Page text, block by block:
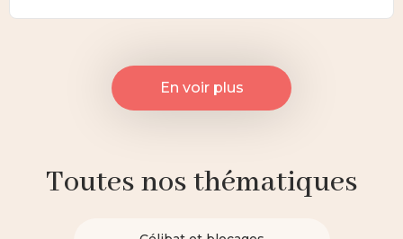
En voir plus
Toutes nos thématiques